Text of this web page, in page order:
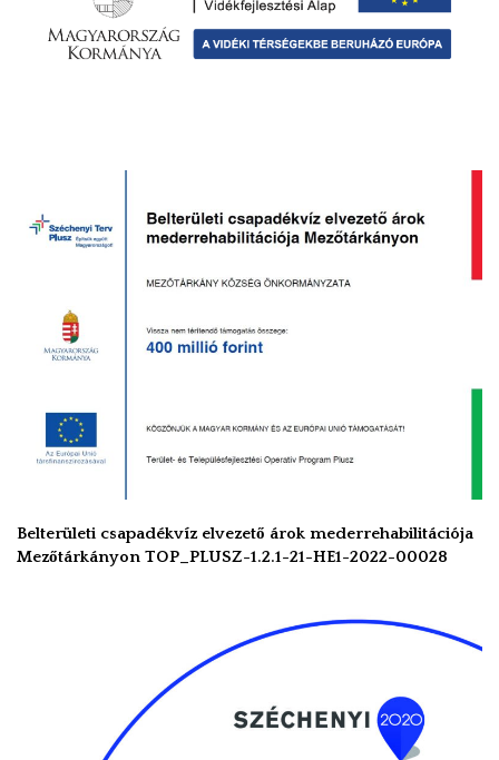
Belterületi csapadékvíz elvezető árok mederrehabilitációja
Mezőtárkányon TOP_PLUSZ-1.2.1-21-HE1-2022-00028